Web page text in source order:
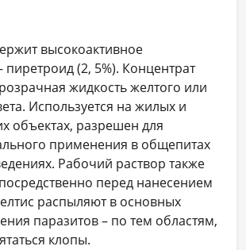
высокоактивное
пиретроид (2, 5%). Концентрат
жидкость желтого или
Используется на жилых и
объектах, разрешен для
применения в общепитах
Рабочий раствор также
перед нанесением
распыляют в основных
паразитов – по тем областям,
клопы.